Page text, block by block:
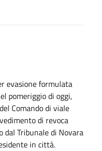
evasione formulata
pomeriggio di oggi,
Comando di viale
di revoca
dal Tribunale di Novara
in città.